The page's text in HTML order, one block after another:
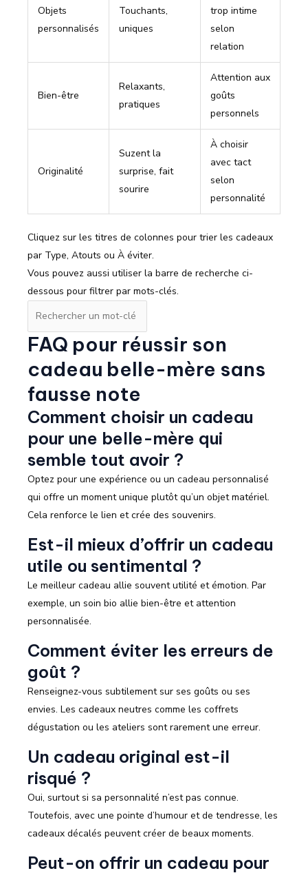
Objets
personnalisés
Touchants,
uniques
trop intime
selon
relation
Bien-être
Relaxants,
pratiques
Attention aux
goûts
personnels
Originalité
Suzent la
surprise, fait
sourire
À choisir
avec tact
selon
personnalité
Cliquez sur les titres de colonnes pour trier les cadeaux
par Type, Atouts ou À éviter.
Vous pouvez aussi utiliser la barre de recherche ci-
dessous pour filtrer par mots-clés.
cadeaux
FAQ pour réussir son
cadeau belle-mère sans
fausse note
Comment choisir un cadeau
pour une belle-mère qui
semble tout avoir ?
Optez pour une expérience ou un cadeau personnalisé
qui offre un moment unique plutôt qu’un objet matériel.
Cela renforce le lien et crée des souvenirs.
Est-il mieux d’offrir un cadeau
utile ou sentimental ?
Le meilleur cadeau allie souvent utilité et émotion. Par
exemple, un soin bio allie bien-être et attention
personnalisée.
Comment éviter les erreurs de
goût ?
Renseignez-vous subtilement sur ses goûts ou ses
envies. Les cadeaux neutres comme les coffrets
dégustation ou les ateliers sont rarement une erreur.
Un cadeau original est-il
risqué ?
Oui, surtout si sa personnalité n’est pas connue.
Toutefois, avec une pointe d’humour et de tendresse, les
cadeaux décalés peuvent créer de beaux moments.
Peut-on offrir un cadeau pour